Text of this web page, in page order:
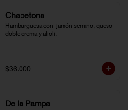
Chapetona
Hamburguesa con  jamón serrano, queso
doble crema y alioli.
$36.000
De la Pampa